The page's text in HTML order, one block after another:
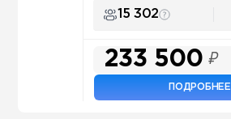
15 302
233 500 ₽
ПОДРОБНЕЕ